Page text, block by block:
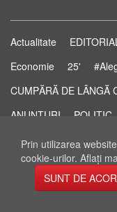
Prin utilizarea
cookie-urilor. Aflaţi
SUNT DE
Actualitate
Economie
25'
CUMPĂRĂ DE LÂNGĂ
ANUNȚURI
POLITIC
Știri...să știi!
Pastila
RSS Feed